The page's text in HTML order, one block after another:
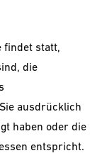
findet statt,
die
ausdrücklich
haben oder die
entspricht.